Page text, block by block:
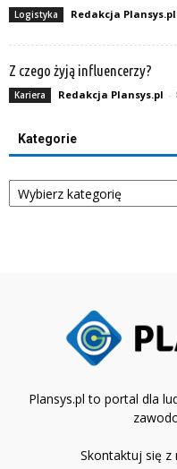
Logistyka Redakcja Plansys.pl
Z czego żyją influencerzy?
Kariera Redakcja Plansys.pl -
Kategorie
Kategorie
Plansys.pl to portal dla
Skontaktuj się z